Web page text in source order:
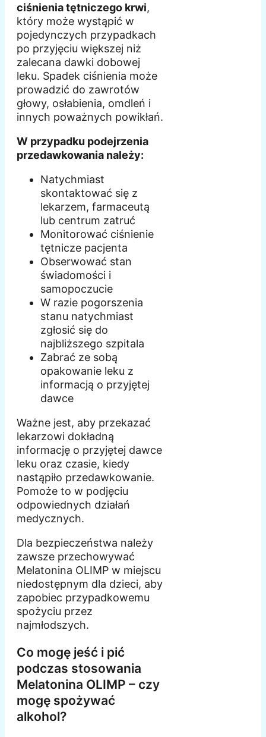
ciśnienia tętniczego krwi,
który może wystąpić w
pojedynczych przypadkach
po przyjęciu większej niż
zalecana dawki dobowej
leku. Spadek ciśnienia może
prowadzić do zawrotów
głowy, osłabienia, omdleń i
innych poważnych powikłań.
W przypadku podejrzenia
przedawkowania należy:
Natychmiast
skontaktować się z
lekarzem, farmaceutą
lub centrum zatruć
Monitorować ciśnienie
tętnicze pacjenta
Obserwować stan
świadomości i
samopoczucie
W razie pogorszenia
stanu natychmiast
zgłosić się do
najbliższego szpitala
Zabrać ze sobą
opakowanie leku z
informacją o przyjętej
dawce
Ważne jest, aby przekazać
lekarzowi dokładną
informację o przyjętej dawce
leku oraz czasie, kiedy
nastąpiło przedawkowanie.
Pomoże to w podjęciu
odpowiednych działań
medycznych.
Dla bezpieczeństwa należy
zawsze przechowywać
Melatonina OLIMP w miejscu
niedostępnym dla dzieci, aby
zapobiec przypadkowemu
spożyciu przez
najmłodszych.
Co mogę jeść i pić
podczas stosowania
Melatonina OLIMP – czy
mogę spożywać
alkohol?